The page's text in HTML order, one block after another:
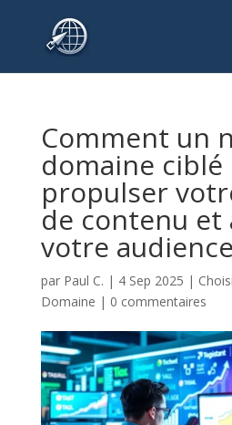
Comment un
domaine
propulser
de contenu et
votre
par Paul C. | 4 Sep 2025 |
Domaine | 0 commentaires